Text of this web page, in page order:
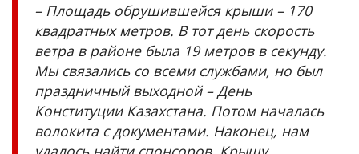
– Площадь обрушившейся крыши – 170
квадратных метров. В тот день скорость
ветра в районе была 19 метров в секунду.
Мы связались со всеми службами, но был
праздничный выходной – День
Конституции Казахстана. Потом началась
волокита с документами. Наконец, нам